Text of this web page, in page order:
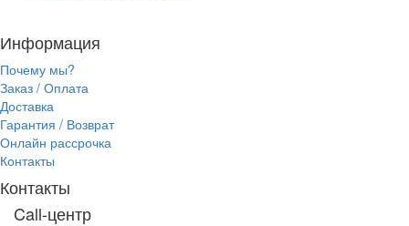
Информация
Почему мы?
Заказ / Оплата
Доставка
Гарантия / Возврат
Онлайн рассрочка
Контакты
Контакты
Call-центр